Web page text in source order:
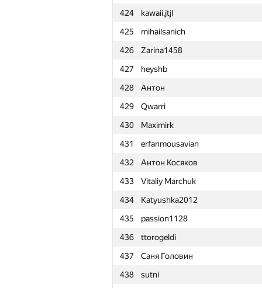
424
kawaii.jtjl
425
mihailsanich
426
Zarina1458
427
heyshb
428
Антон
429
Qwarri
430
Maximirk
431
erfanmousavian
432
Антон Косяков
433
Vitaliy Marchuk
434
Katyushka2012
435
passion1128
436
ttorogeldi
437
Саня Головин
438
sutni
401 stricker-fer
402
dorofei2003
403
etrofimenko
404
ishenko@asen-milk.ru
405
Thariq N
406
MMStatsenko
407
asdf.solvation
408
masamasakt
409
zapolskydima
410
andreybegunov
411
kn555777
412
arctangent
413
dimonsd
414
bormisov
415
albermet